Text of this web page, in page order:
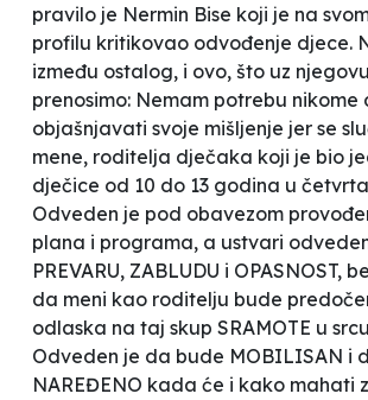
pravilo je Nermin Bise koji je na
profilu kritikovao odvođenje djece.
između ostalog, i ovo, što uz
prenosimo: Nemam potrebu nikome
objašnjavati svoje mišljenje jer se
mene, roditelja dječaka koji je bio
dječice od 10 do 13 godina u
Odveden je pod obavezom
plana i programa, a ustvari
PREVARU, ZABLUDU i OPASNOST,
da meni kao roditelju bude
odlaska na taj skup SRAMOTE u
Odveden je da bude MOBILISAN i
NAREĐENO kada će i kako mahati